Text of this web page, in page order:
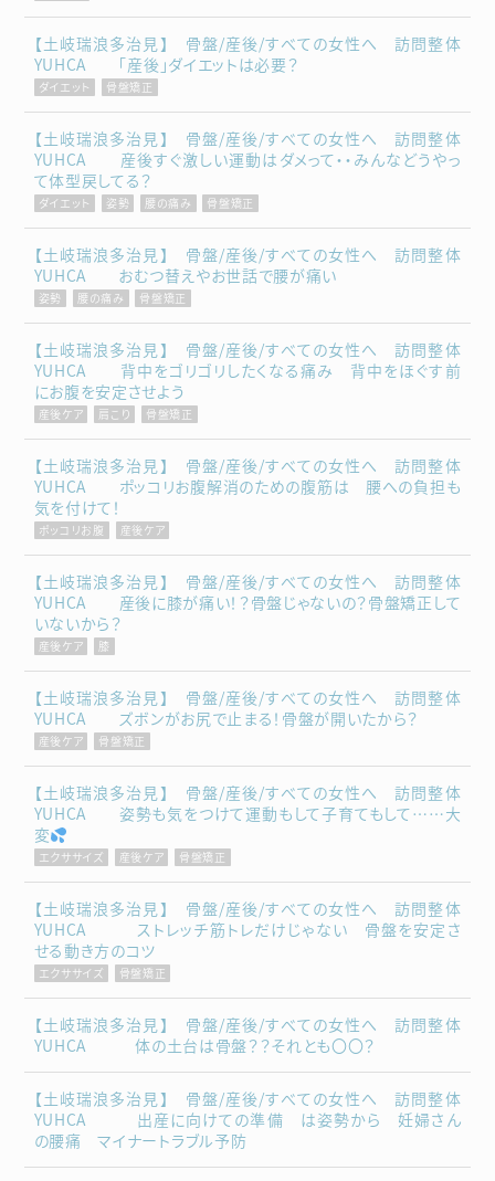
【土岐瑞浪多治見】 骨盤/産後/すべての女性へ 訪問整体
YUHCA 「産後」ダイエットは必要？
ダイエット 骨盤矯正
【土岐瑞浪多治見】 骨盤/産後/すべての女性へ 訪問整体
YUHCA 産後すぐ激しい運動はダメって・・みんなどうやっ
て体型戻してる？
ダイエット 姿勢 腰の痛み 骨盤矯正
【土岐瑞浪多治見】 骨盤/産後/すべての女性へ 訪問整体
YUHCA おむつ替えやお世話で腰が痛い
姿勢 腰の痛み 骨盤矯正
【土岐瑞浪多治見】 骨盤/産後/すべての女性へ 訪問整体
YUHCA 背中をゴリゴリしたくなる痛み 背中をほぐす前
にお腹を安定させよう
産後ケア 肩こり 骨盤矯正
【土岐瑞浪多治見】 骨盤/産後/すべての女性へ 訪問整体
YUHCA ポッコリお腹解消のための腹筋は 腰への負担も
気を付けて！
ポッコリお腹 産後ケア
【土岐瑞浪多治見】 骨盤/産後/すべての女性へ 訪問整体
YUHCA 産後に膝が痛い！？骨盤じゃないの？骨盤矯正して
いないから？
産後ケア 膝
【土岐瑞浪多治見】 骨盤/産後/すべての女性へ 訪問整体
YUHCA ズボンがお尻で止まる！骨盤が開いたから？
産後ケア 骨盤矯正
【土岐瑞浪多治見】 骨盤/産後/すべての女性へ 訪問整体
YUHCA 姿勢も気をつけて運動もして子育てもして……大
変
エクササイズ 産後ケア 骨盤矯正
【土岐瑞浪多治見】 骨盤/産後/すべての女性へ 訪問整体
YUHCA ストレッチ筋トレだけじゃない 骨盤を安定さ
せる動き方のコツ
エクササイズ 骨盤矯正
【土岐瑞浪多治見】 骨盤/産後/すべての女性へ 訪問整体
YUHCA 体の土台は骨盤？？それとも〇〇？
【土岐瑞浪多治見】 骨盤/産後/すべての女性へ 訪問整体
YUHCA 出産に向けての準備 は姿勢から 妊婦さん
の腰痛 マイナートラブル予防